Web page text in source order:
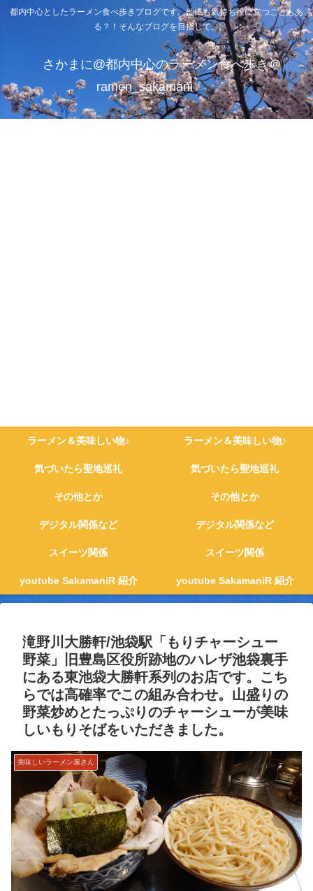
都内中心としたラーメン食べ歩きブログです。他にも気持ち役に立つこともあ
る？！そんなブログを目指して。
さかまに@都内中心のラーメン食べ歩き＠
ramen_sakamani
ラーメン＆美味しい物♪ ラーメン＆美味しい物♪
気づいたら聖地巡礼 気づいたら聖地巡礼
その他とか その他とか
デジタル関係など デジタル関係など
スイーツ関係 スイーツ関係
youtube SakamaniR 紹介 youtube SakamaniR 紹介
滝野川大勝軒/池袋駅「もりチャーシュー
野菜」旧豊島区役所跡地のハレザ池袋裏手
にある東池袋大勝軒系列のお店です。こち
らでは高確率でこの組み合わせ。山盛りの
野菜炒めとたっぷりのチャーシューが美味
しいもりそばをいただきました。
美味しいラーメン屋さん